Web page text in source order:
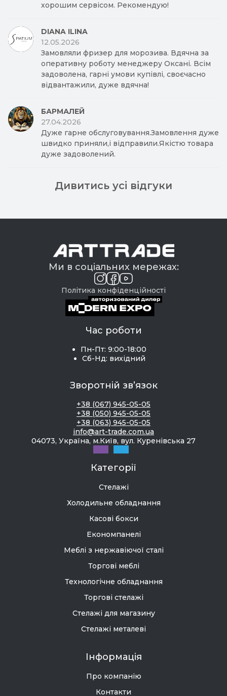
хорошим сервісом. Рекомендую!
DIANA ILINA
12.05.2026
Замовляли фризер для морозива. Вдячна за
оперативну роботу менеджеру Оксані. Всім
задоволена, гарні умови купівлі, своєчасно
відвантажили, дуже вдячна!
БАРМАЛЕЙ
27.04.2026
Дуже гарне обслуговування.Замовлення дуже
швидко приняли,і відправили.Якістю товара
дуже задоволений.
Дивитись усі відгуки
Ми в соціальних мережах:
Політика конфіденційності
Час роботи
Пн-Пт: 9:00-18:00
Сб-Нд: вихідний
Зворотній зв’язок
+38 (067) 945-05-05
+38 (050) 945-05-05
+38 (063) 945-05-05
info@art-trade.com.ua
04073, Україна, м.Київ, вул. Куренівська 27
Категорії
Стелажі
Холодильне обладнання
Касові бокси
Економпанелі
Меблі з нержавіючої сталі
Торгові меблі
Технологічне обладнання
Торгові стелажі
Стелажі для магазину
Стелажі металеві
Інформація
Про компанію
Контакти